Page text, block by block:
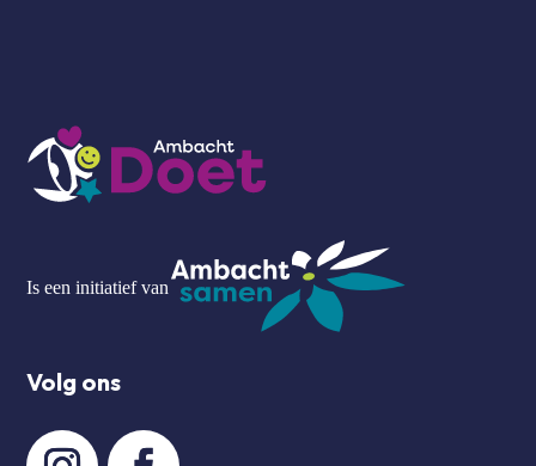
Is een initiatief van
Volg ons